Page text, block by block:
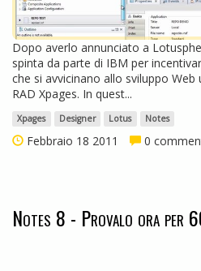
Dopo averlo annunciato a
spinta da parte di IBM per
che si avvicinano allo sviluppo
RAD Xpages. In quest...
Xpages Designer Lotus Notes
Febbraio 18 2011 0
Notes 8 - Provalo ora per